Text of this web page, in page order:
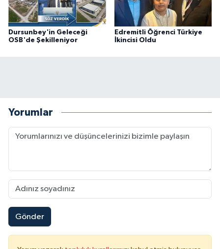
Dursunbey'in Geleceği
OSB'de Şekilleniyor
Edremitli Öğrenci Türkiye
İkincisi Oldu
Yorumlar
Gönder